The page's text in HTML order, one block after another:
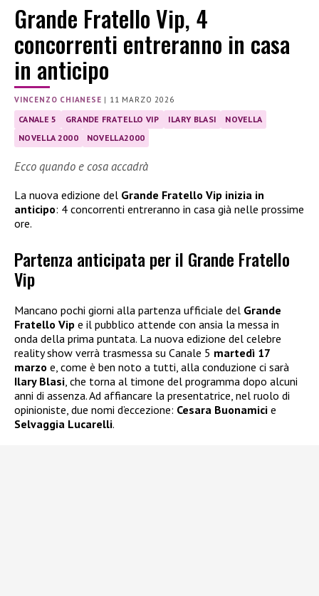
Grande Fratello Vip, 4
concorrenti entreranno in casa
in anticipo
VINCENZO CHIANESE | 11 MARZO 2026
CANALE 5 GRANDE FRATELLO VIP ILARY BLASI
NOVELLA
NOVELLA 2000
NOVELLA2000
Ecco quando e cosa accadrà
La nuova edizione del Grande Fratello Vip inizia in
anticipo: 4 concorrenti entreranno in casa già nelle prossime
ore.
Partenza anticipata per il Grande Fratello
Vip
Mancano pochi giorni alla partenza ufficiale del Grande
Fratello Vip e il pubblico attende con ansia la messa in
onda della prima puntata. La nuova edizione del celebre
reality show verrà trasmessa su Canale 5 martedì 17
marzo e, come è ben noto a tutti, alla conduzione ci sarà
Ilary Blasi , che torna al timone del programma dopo alcuni
anni di assenza. Ad affiancare la presentatrice, nel ruolo di
opinioniste, due nomi d’eccezione: Cesara Buonamici e
Selvaggia Lucarelli.